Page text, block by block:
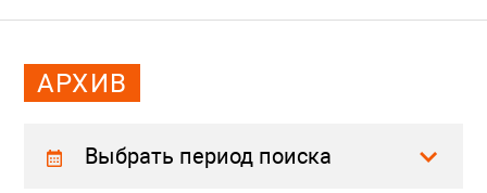
АРХИВ
Выбрать период поиска